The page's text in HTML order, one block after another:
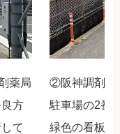
薬局
方
て
②阪神調剤薬
駐車場の2番
緑色の看板が